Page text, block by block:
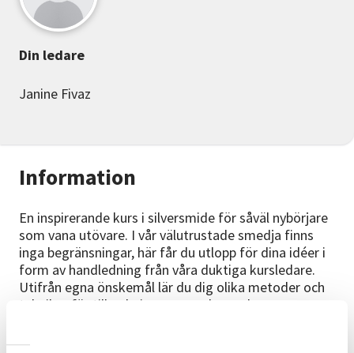
Information
En inspirerande kurs i silversmide för såväl nybörjare
som vana utövare. I vår välutrustade smedja finns
inga begränsningar, här får du utlopp för dina idéer i
form av handledning från våra duktiga kursledare.
Utifrån egna önskemål lär du dig olika metoder och
tekniker för tillverkning av smycken och corpus.
Förkunskaper
Din ledare
Janine Fivaz